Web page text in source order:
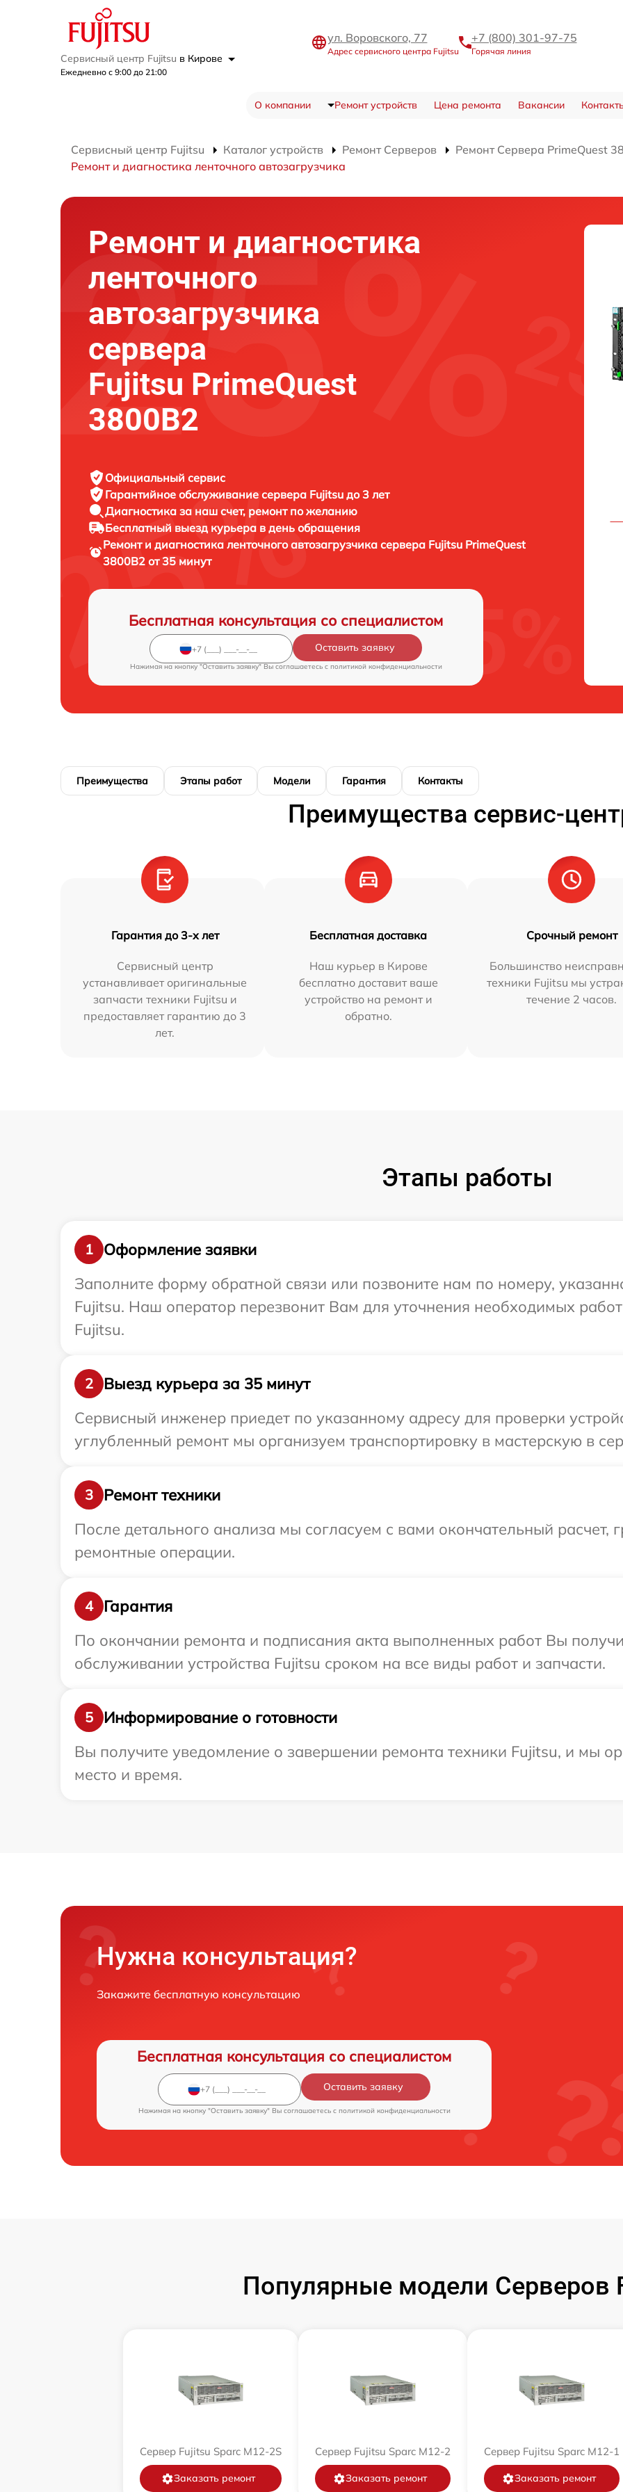
Сервисный центр Fujitsu в Кирове
Ежедневно с 9:00 до 21:00
ул. Воровского, 77
Адрес сервисного центра Fujitsu
+7 (800) 301-97-75
Горячая линия
О компании Ремонт устройств Цена ремонта Вакансии
Сервисный центр Fujitsu Каталог устройств Ремонт Серверов
Ремонт Сервера PrimeQuest
Ремонт и диагностика ленточного автозагрузчика
Ремонт и диагностика
ленточного
автозагрузчика
сервера
Fujitsu PrimeQuest
3800B2
Официальный сервис
Гарантийное обслуживание сервера Fujitsu до 3 лет
Диагностика за наш счет, ремонт по желанию
Бесплатный выезд курьера в день обращения
Ремонт и диагностика ленточного автозагрузчика сервера Fujitsu PrimeQuest
3800B2 от 35 минут
Бесплатная консультация со специалистом
Оставить заявку
Нажимая на кнопку "Оставить заявку" Вы соглашаетесь c политикой конфиденциальности
Преимущества Этапы работ Модели Гарантия Контакты
Преимущества сервис-
Гарантия до 3-х лет
Сервисный центр
устанавливает оригинальные
запчасти техники Fujitsu и
предоставляет гарантию до 3
лет.
Бесплатная доставка
Наш курьер в Кирове
бесплатно доставит ваше
устройство на ремонт и
обратно.
Срочный ремонт
Большинство
техники Fujitsu мы
течение 2 часов.
Этапы работы
1
Оформление заявки
Заполните форму обратной связи или позвоните нам по номеру,
Fujitsu. Наш оператор перезвонит Вам для уточнения необходимых
Fujitsu.
2
Выезд курьера за 35 минут
Сервисный инженер приедет по указанному адресу для проверки
углубленный ремонт мы организуем транспортировку в мастерскую в
3
Ремонт техники
После детального анализа мы согласуем с вами окончательный расчет,
ремонтные операции.
4
Гарантия
По окончании ремонта и подписания акта выполненных работ Вы
обслуживании устройства Fujitsu сроком на все виды работ и запчасти.
5
Информирование о готовности
Вы получите уведомление о завершении ремонта техники Fujitsu, и мы
место и время.
Нужна консультация?
Закажите бесплатную консультацию
Бесплатная консультация со специалистом
Оставить заявку
Нажимая на кнопку "Оставить заявку" Вы соглашаетесь c политикой конфиденциальности
Популярные модели Серверов
Сервер Fujitsu Sparc M12-2S
Заказать ремонт
Сервер Fujitsu Sparc M12-2
Заказать ремонт
Сервер Fujitsu Sparc M12-1
Заказать ремонт